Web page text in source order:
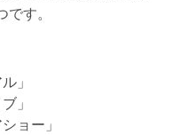
す。
」
」
ョー」